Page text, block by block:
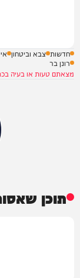
חדשות צבא וביטחון
רונן בר
מצאתם טעות או בעיה
תוכן